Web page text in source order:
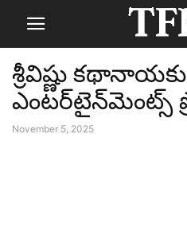
శ్రీవిష్ణు
ఎంటర్‌టైన్‌మెంట్స్
November 5, 2025